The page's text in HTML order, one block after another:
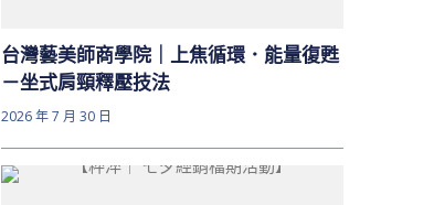
台灣藝美師商學院｜上焦循環．能量復甦
－坐式肩頸釋壓技法
2026 年 7 月 30 日